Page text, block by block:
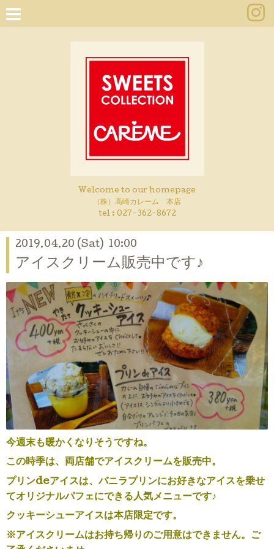
Welcome to our homepage
（株）高崎カレーム 本店
tel : 027-362-8672
2019.04.20 (Sat) 10:00
アイスクリーム販売中です♪
今週末も暖かくなりそうですね。
この時季は、両店舗でアイスクリームを販売中。
プリンdeアイスは、バニラプリンにお好きなアイスを乗せ
てオリジナルパフェにできる人気メニューです♪
クッキーシューアイスは本店限定です。
※アイスクリームはお持ち帰りのご用意はできません。ご